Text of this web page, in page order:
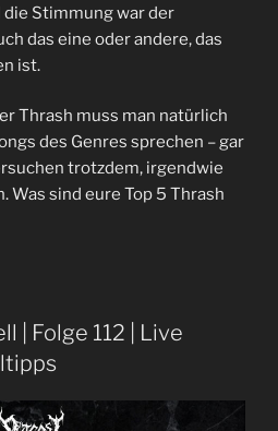
Stimmung war der
das eine oder andere, das
ist.
Thrash muss man natürlich
des Genres sprechen – gar
trotzdem, irgendwie
Was sind eure Top 5 Thrash
| Folge 112 | Live